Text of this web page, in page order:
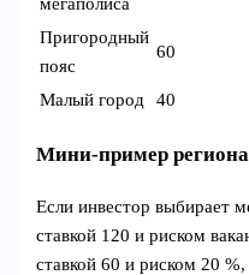
Пригородный
пояс
60
Малый город 40
Мини‑пример
Если инвестор выбирает
ставкой 120 и риском
ставкой 60 и риском 20 %,